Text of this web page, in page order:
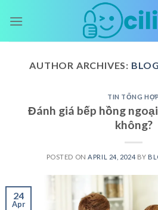
AUTHOR ARCHIVES:
TIN TỔNG HỢP
Đánh giá bếp hồng
không?
POSTED ON APRIL 24, 2024 BY
24
Apr